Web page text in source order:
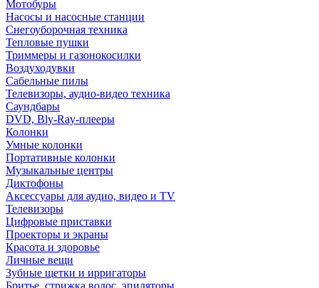
Мотобуры
Насосы и насосные станции
Снегоуборочная техника
Тепловые пушки
Триммеры и газонокосилки
Воздуходувки
Сабельные пилы
Телевизоры, аудио-видео техника
Саундбары
DVD, Bly-Ray-плееры
Колонки
Умные колонки
Портативные колонки
Музыкальные центры
Диктофоны
Аксессуары для аудио, видео и TV
Телевизоры
Цифровые приставки
Проекторы и экраны
Красота и здоровье
Личные вещи
Зубные щетки и ирригаторы
Бритье, стрижка волос, эпиляторы